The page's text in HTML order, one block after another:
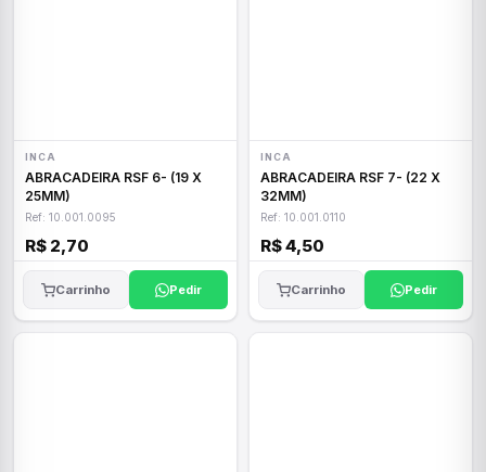
INCA
ABRACADEIRA RSF 6- (19 X
25MM)
Ref: 10.001.0095
R$ 2,70
Carrinho Pedir
INCA
ABRACADEIRA RSF 7- (22 X
32MM)
Ref: 10.001.0110
R$ 4,50
Carrinho Pedir